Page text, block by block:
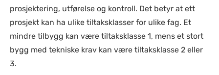
prosjektering, utførelse og kontroll. Det betyr at ett
prosjekt kan ha ulike tiltaksklasser for ulike fag. Et
mindre tilbygg kan være tiltaksklasse 1, mens et stort
bygg med tekniske krav kan være tiltaksklasse 2 eller
3.